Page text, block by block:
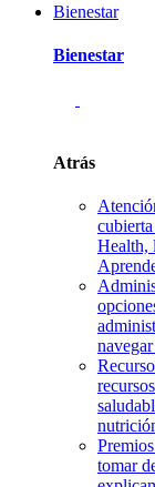
Bienestar
Bienestar
Atrás
Health,
tomar